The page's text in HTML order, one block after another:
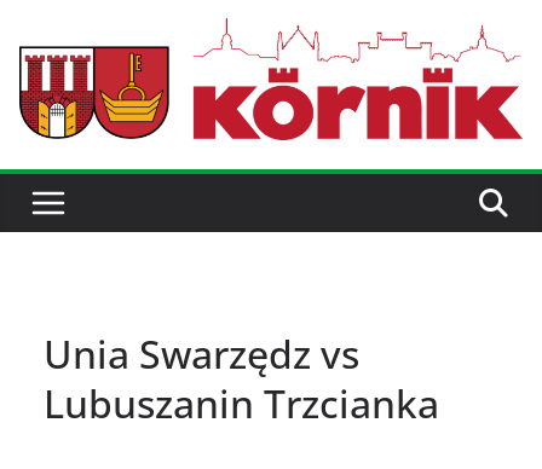
Unia Swarzędz vs
Lubuszanin Trzcianka